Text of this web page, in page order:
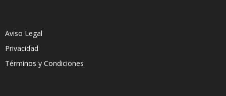
Aviso Legal
Privacidad
Términos y Condiciones